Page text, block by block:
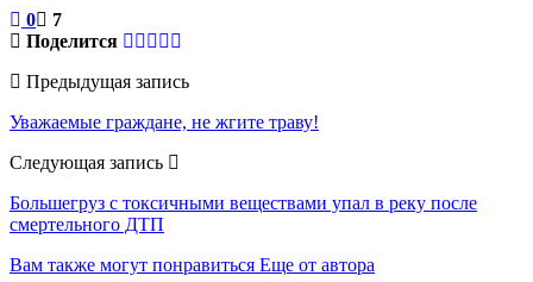
0
7
Поделится
Предыдущая запись
Уважаемые граждане, не жгите траву!
Следующая запись
Большегруз с токсичными веществами упал в реку после
смертельного ДТП
Вам также могут понравиться Еще от автора